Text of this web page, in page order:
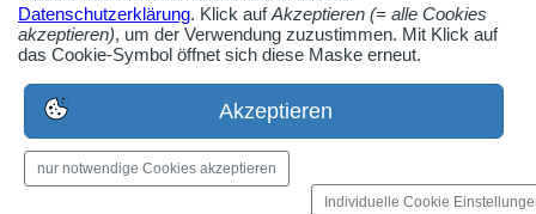
Erstelle jetzt ein gratis Firmenprofil für dein Unternehmen:
jetzt registrieren
Medien-Galerie
Bilder, PDFs, Audio, Video
Datenschutzerklärung. Klick aufAkzeptieren (= alle Cookies
akzeptieren), um der Verwendung zuzustimmen. Mit Klick auf
das Cookie-Symbol öffnet sich diese Maske erneut.
Akzeptieren
nur notwendige Cookies akzeptieren
Individuelle Cookie